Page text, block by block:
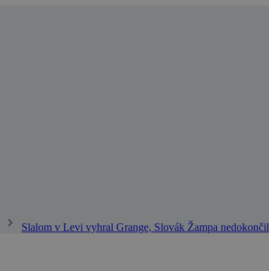
Slalom v Levi vyhral Grange, Slovák Žampa nedokončil